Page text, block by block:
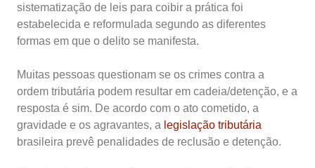
sistematização de leis para coibir a prática foi
estabelecida e reformulada segundo as diferentes
formas em que o delito se manifesta.
Muitas pessoas questionam se os crimes contra a
ordem tributária podem resultar em cadeia/detenção, e a
resposta é sim. De acordo com o ato cometido, a
gravidade e os agravantes, a legislação tributária
brasileira prevê penalidades de reclusão e detenção.